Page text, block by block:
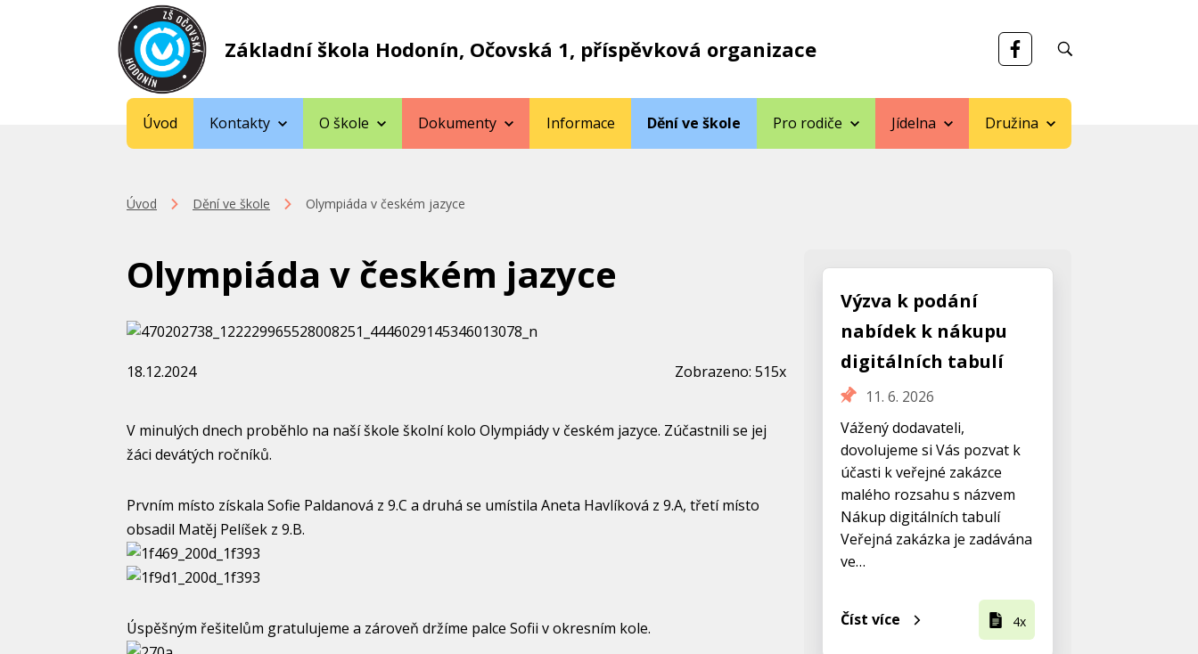
Základní škola Hodonín, Očovská 1, příspěvková organizace
Úvod Kontakty O škole Dokumenty Informace Dění ve škole Pro rodiče Jídelna Družina
Úvod Dění ve škole Olympiáda v českém jazyce
Olympiáda v českém jazyce
18.12.2024 Zobrazeno: 515x
V minulých dnech proběhlo na naší škole školní kolo Olympiády v českém jazyce. Zúčastnili se jej
žáci devátých ročníků.
Prvním místo získala Sofie Paldanová z 9.C a druhá se umístila Aneta Havlíková z 9.A, třetí místo
obsadil Matěj Pelíšek z 9.B.
Úspěšným řešitelům gratulujeme a zároveň držíme palce Sofii v okresním kole.
Výzva k podání
nabídek k nákupu
digitálních tabulí
11. 6. 2026
Vážený dodavateli,
dovolujeme si Vás pozvat k
účasti k veřejné zakázce
malého rozsahu s názvem
Nákup digitálních tabulí
Veřejná zakázka je zadávána
ve…
Číst více 4x